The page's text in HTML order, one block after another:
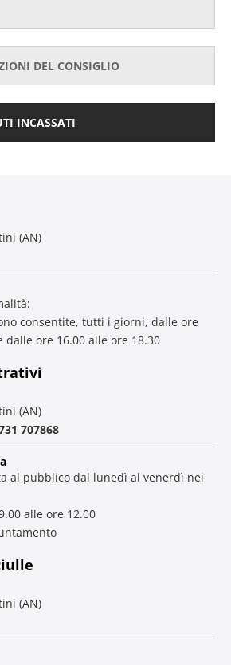
DEL CONSIGLIO
INCASSATI
(AN)
consentite, tutti i giorni, dalle ore
dalle ore 16.00 alle ore 18.30
(AN)
707868
al pubblico dal lunedì al venerdì nei
alle ore 12.00
(AN)